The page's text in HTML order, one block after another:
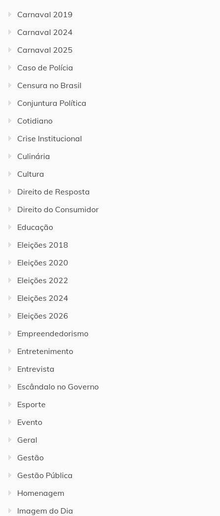
Carnaval 2019
Carnaval 2024
Carnaval 2025
Caso de Polícia
Censura no Brasil
Conjuntura Política
Cotidiano
Crise Institucional
Culinária
Cultura
Direito de Resposta
Direito do Consumidor
Educação
Eleições 2018
Eleições 2020
Eleições 2022
Eleições 2024
Eleições 2026
Empreendedorismo
Entretenimento
Entrevista
Escândalo no Governo
Esporte
Evento
Geral
Gestão
Gestão Pública
Homenagem
Imagem do Dia